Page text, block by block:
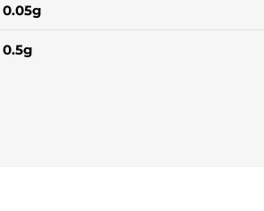
0.05g
0.5g